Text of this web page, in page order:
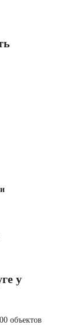
у
объектов